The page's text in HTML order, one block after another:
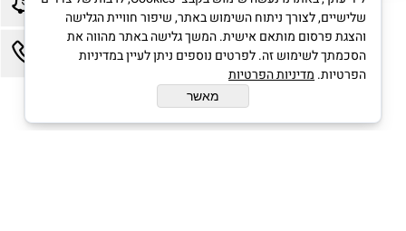
שלישיים, לצורך ניתוח השימוש באתר, שיפור חוויית הגלישה
והצגת פרסום מותאם אישית. המשך גלישה באתר מהווה את
הסכמתך לשימוש זה. לפרטים נוספים ניתן לעיין במדיניות
הפרטיות. מדיניות הפרטיות
מאשר